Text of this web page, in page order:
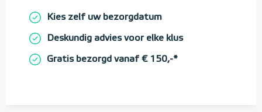
Kies zelf uw bezorgdatum
Deskundig advies voor elke klus
Gratis bezorgd vanaf € 150,-*